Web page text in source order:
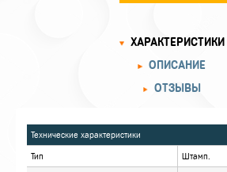
ОПИСАНИЕ